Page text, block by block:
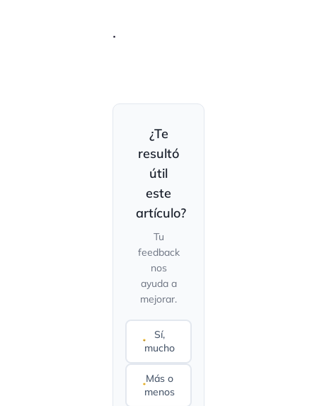
.
¿Te
resultó
útil
este
artículo?
Tu
feedback
nos
ayuda a
mejorar.
Sí,
mucho
Más o
menos